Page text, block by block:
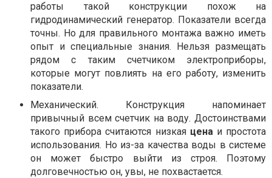
работы такой конструкции похож на
гидродинамический генератор. Показатели всегда
точны. Но для правильного монтажа важно иметь
опыт и специальные знания. Нельзя размещать
рядом с таким счетчиком электроприборы,
которые могут повлиять на его работу, изменить
показатели.
Механический. Конструкция напоминает
привычный всем счетчик на воду. Достоинствами
такого прибора считаются низкая ценаи простота
использования. Но из-за качества воды в системе
он может быстро выйти из строя. Поэтому
долговечностью он, увы, не похвастается.